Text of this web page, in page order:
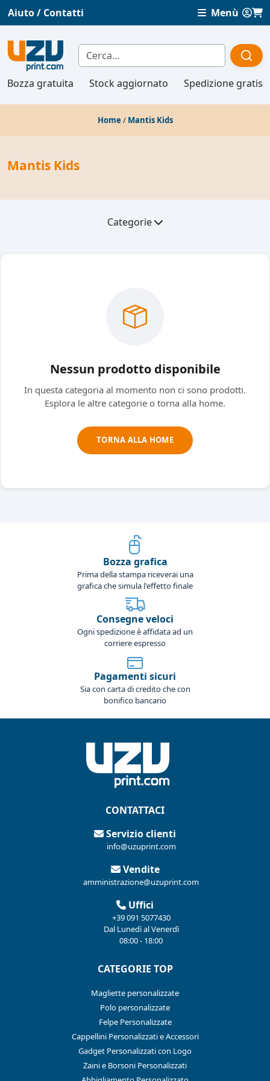
Aiuto / Contatti Menù
Bozza gratuita Stock aggiornato Spedizione gratis
Home / Mantis Kids
Mantis Kids
Categorie
Nessun prodotto disponibile
In questa categoria al momento non ci sono prodotti.
Esplora le altre categorie o torna alla home.
TORNA ALLA HOME
Bozza grafica
Prima della stampa riceverai una
grafica che simula l'effetto finale
Consegne veloci
Ogni spedizione è affidata ad un
corriere espresso
Pagamenti sicuri
Sia con carta di credito che con
bonifico bancario
CONTATTACI
Servizio clienti
info@uzuprint.com
Vendite
amministrazione@uzuprint.com
Uffici
+39 091 5077430
Dal Lunedì al Venerdì
08:00 - 18:00
CATEGORIE TOP
Magliette personalizzate
Polo personalizzate
Felpe Personalizzate
Cappellini Personalizzati e Accessori
Gadget Personalizzati con Logo
Zaini e Borsoni Personalizzati